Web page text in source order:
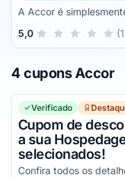
A Accor é
ramo hoteleiro, um
satisfazer todos os
trajetória através de
capaz de realizar
melhores promoções
Accor, garanta o seu!
5,0Sua nota para
5
4
3 estrelas
2 estrelas
1 estrela
4 cupons Accor
Verificado
Cupom de
a sua
selecionados!